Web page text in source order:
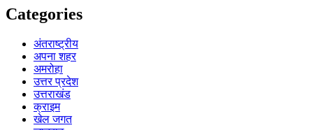
Categories
अंतराष्ट्रीय
अपना शहर
अमरोहा
उत्तर प्रदेश
उत्तराखंड
क्राइम
खेल जगत